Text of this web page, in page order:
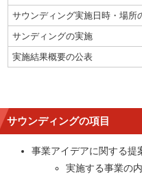
サウンディング実施日時・場所
サンディングの実施
実施結果概要の公表
サウンディングの項目
事業アイデアに関する提
実施する事業の